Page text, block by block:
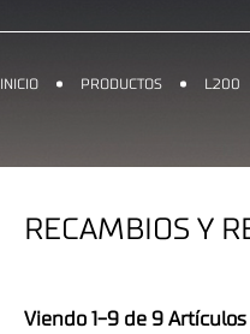
INICIO PRODUCTOS L200
RECAMBIOS Y
Viendo 1-9 de 9 Artículos